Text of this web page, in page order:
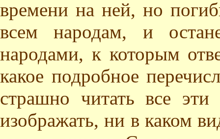
времени на ней, но
всем народам, и
народами, к которым
какое подробное
страшно читать все эти
изображать, ни в каком